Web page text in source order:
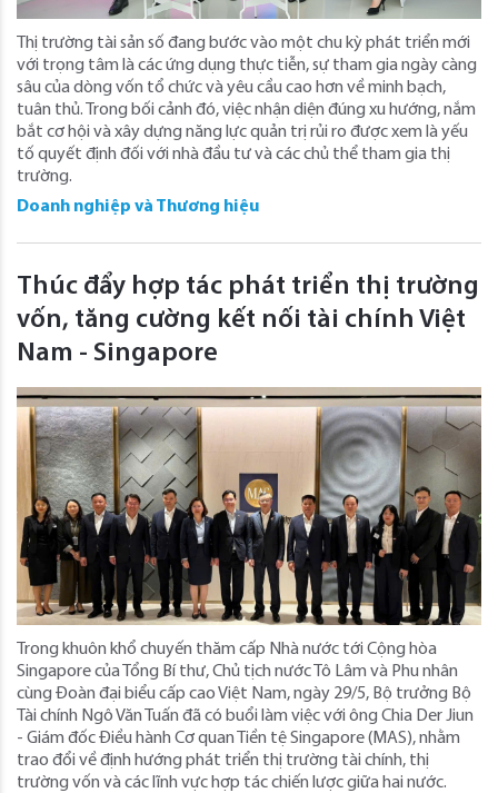
Thị trường tài sản số đang bước vào một chu kỳ phát triển mới
với trọng tâm là các ứng dụng thực tiễn, sự tham gia ngày càng
sâu của dòng vốn tổ chức và yêu cầu cao hơn về minh bạch,
tuân thủ. Trong bối cảnh đó, việc nhận diện đúng xu hướng, nắm
bắt cơ hội và xây dựng năng lực quản trị rủi ro được xem là yếu
tố quyết định đối với nhà đầu tư và các chủ thể tham gia thị
trường.
Doanh nghiệp và Thương hiệu
Thúc đẩy hợp tác phát triển thị trường
vốn, tăng cường kết nối tài chính Việt
Nam - Singapore
Trong khuôn khổ chuyến thăm cấp Nhà nước tới Cộng hòa
Singapore của Tổng Bí thư, Chủ tịch nước Tô Lâm và Phu nhân
cùng Đoàn đại biểu cấp cao Việt Nam, ngày 29/5, Bộ trưởng Bộ
Tài chính Ngô Văn Tuấn đã có buổi làm việc với ông Chia Der Jiun
- Giám đốc Điều hành Cơ quan Tiền tệ Singapore (MAS), nhằm
trao đổi về định hướng phát triển thị trường tài chính, thị
trường vốn và các lĩnh vực hợp tác chiến lược giữa hai nước.